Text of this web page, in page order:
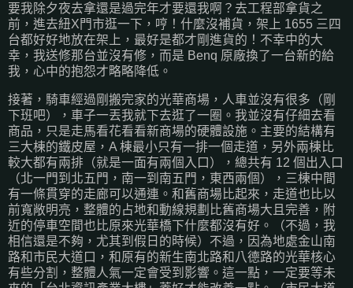
要我除夕夜去拿還是過完年才要還我啊？去工程部拿貨之
前，進去紐X門市逛一下，哼！什麼沒補貨，架上 1655 三四
台都好好地放在架上，最好是都才剛進貨的！不幸中的大
幸，我送修那台並沒有修，而是 Benq 原廠換了一台新的給
我，心中的抱怨才略略降低。
接著，騎車經過剛搬完家的光華商場，人車並沒有很多（剛
下班吧），車子一丟我就下去逛了一圈。我並沒有仔細去看
商品，只是走馬看花看看新商場的硬體設施。主要的結構有
三大棟的鐵皮屋，A 棟最小只有一排一個走道，另外兩棟比
較大都有兩排（就是一面有兩個入口），總共有 12 個出入口
（北一門到北五門，南一到南五門，東西兩個），三棟中間
有一條貫穿的走廊可以通連。和舊商場比起來，走道也比以
前寬敞明亮，整體的占地和動線規劃比舊商場大且完善，附
近的停車空間也比原來光華橋下什麼都沒有好。（不過，我
相信還是不夠，尤其到假日的時候）不過，因為地處金山南
路和市民大道口，和原有的新生南北路和八德路的光華核心
有些分割，整體人氣一定會受到影響。這一點，一定要等未